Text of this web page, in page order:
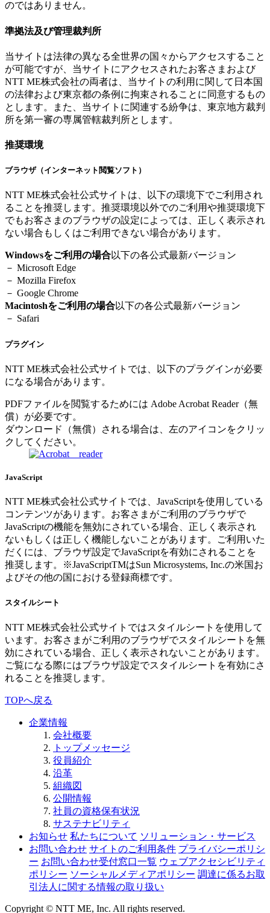
のではありません。
準拠法及び管理裁判所
当サイトは法律の異なる全世界の国々からアクセスすること
が可能ですが、当サイトにアクセスされたお客さまおよび
NTT ME株式会社の両者は、当サイトの利用に関して日本国
の法律および東京都の条例に拘束されることに同意するもの
とします。また、当サイトに関連する紛争は、東京地方裁判
所を第一審の専属管轄裁判所とします。
推奨環境
ブラウザ（インターネット閲覧ソフト）
NTT ME株式会社公式サイトは、以下の環境下でご利用され
ることを推奨します。推奨環境以外でのご利用や推奨環境下
でもお客さまのブラウザの設定によっては、正しく表示され
ない場合もしくはご利用できない場合があります。
Windowsをご利用の場合以下の各公式最新バージョン
－ Microsoft Edge
－ Mozilla Firefox
－ Google Chrome
Macintoshをご利用の場合以下の各公式最新バージョン
－ Safari
プラグイン
NTT ME株式会社公式サイトでは、以下のプラグインが必要
になる場合があります。
PDFファイルを閲覧するためには Adobe Acrobat Reader（無
償）が必要です。
ダウンロード（無償）される場合は、左のアイコンをクリッ
クしてください。
JavaScript
NTT ME株式会社公式サイトでは、JavaScriptを使用している
コンテンツがあります。お客さまがご利用のブラウザで
JavaScriptの機能を無効にされている場合、正しく表示され
ないもしくは正しく機能しないことがあります。ご利用いた
だくには、ブラウザ設定でJavaScriptを有効にされることを
推奨します。※JavaScriptTMはSun Microsystems, Inc.の米国お
よびその他の国における登録商標です。
スタイルシート
NTT ME株式会社公式サイトではスタイルシートを使用して
います。お客さまがご利用のブラウザでスタイルシートを無
効にされている場合、正しく表示されないことがあります。
ご覧になる際にはブラウザ設定でスタイルシートを有効にさ
れることを推奨します。
TOPへ戻る
企業情報
会社概要
トップメッセージ
役員紹介
沿革
組織図
公開情報
社員の資格保有状況
サステナビリティ
お知らせ 私たちについて ソリューション・サービス
お問い合わせ サイトのご利用条件 プライバシーポリシ
ー お問い合わせ受付窓口一覧 ウェブアクセシビリティ
ポリシー ソーシャルメディアポリシー 調達に係るお取
引法人に関する情報の取り扱い
Copyright © NTT ME, Inc. All rights reserved.